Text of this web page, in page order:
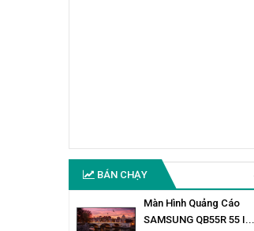
BÁN CHẠY
Màn Hình Quảng Cáo
SAMSUNG QB55R 55 I...